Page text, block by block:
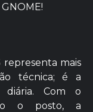
representa mais
técnica; é a
diária. Com o
o posto, a